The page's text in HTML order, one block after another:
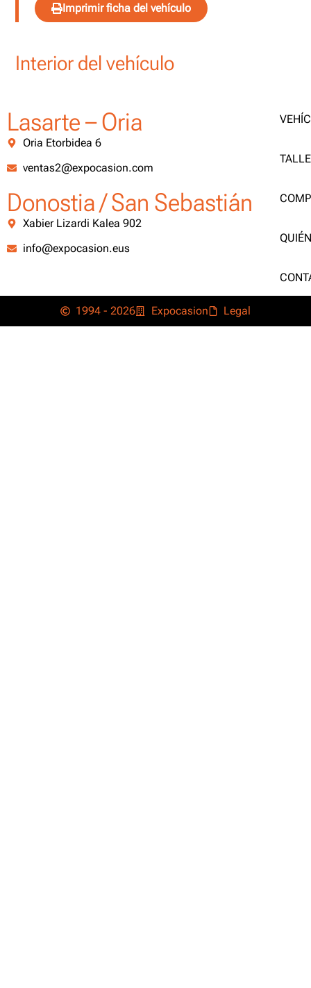
Imprimir ficha del vehículo
Interior del vehículo
Lasarte – Oria
Oria Etorbidea 6
ventas2@expocasion.com
Donostia / San Sebastián
Xabier Lizardi Kalea 902
info@expocasion.eus
1994 - 2026 Expocasion Legal